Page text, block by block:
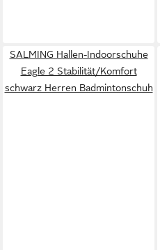
SALMING Hallen-Indoorschuhe
Eagle 2 Stabilität/Komfort
schwarz Herren Badmintonschuh